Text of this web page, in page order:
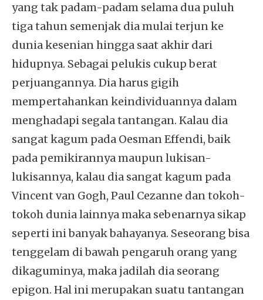
yang tak padam-padam selama dua puluh
tiga tahun semenjak dia mulai terjun ke
dunia kesenian hingga saat akhir dari
hidupnya. Sebagai pelukis cukup berat
perjuangannya. Dia harus gigih
mempertahankan keindividuannya dalam
menghadapi segala tantangan. Kalau dia
sangat kagum pada Oesman Effendi, baik
pada pemikirannya maupun lukisan-
lukisannya, kalau dia sangat kagum pada
Vincent van Gogh, Paul Cezanne dan tokoh-
tokoh dunia lainnya maka sebenarnya sikap
seperti ini banyak bahayanya. Seseorang bisa
tenggelam di bawah pengaruh orang yang
dikaguminya, maka jadilah dia seorang
epigon. Hal ini merupakan suatu tantangan